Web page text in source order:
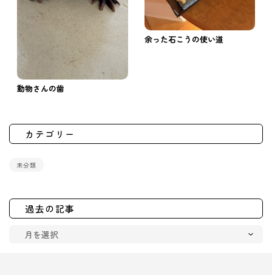
動物さんの歯
余った石こうの使い道
カテゴリー
未分類
過去の記事